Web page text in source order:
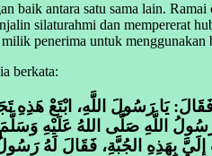
baik antara satu sama lain.
silaturahmi dan mempererat
penerima untuk menggunakan
berkata:
يَا رَسُولَ اللَّهِ، ابْتَعْ هَذِهِ
اللَّهِ صَلَّى اللهُ عَلَيْهِ وَسَلَّمَ
بِهَذِهِ الجُبَّةِ، فَقَالَ لَهُ